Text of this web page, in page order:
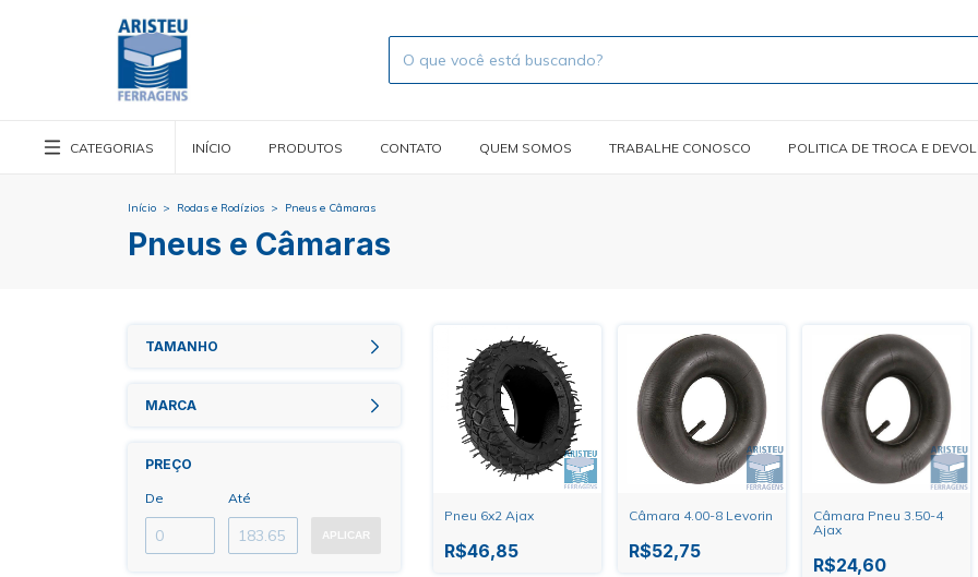
CATEGORIAS INÍCIO PRODUTOS CONTATO QUEM SOMOS TRABALHE CONOSCO POLITICA DE TROCA E
Início > Rodas e Rodízios > Pneus e Câmaras
Pneus e Câmaras
TAMANHO
MARCA
PREÇO
De Até
APLICAR
Pneu 6x2 Ajax
R$46,85
Câmara 4.00-8 Levorin
R$52,75
Câmara Pneu 3.50-4
Ajax
R$24,60